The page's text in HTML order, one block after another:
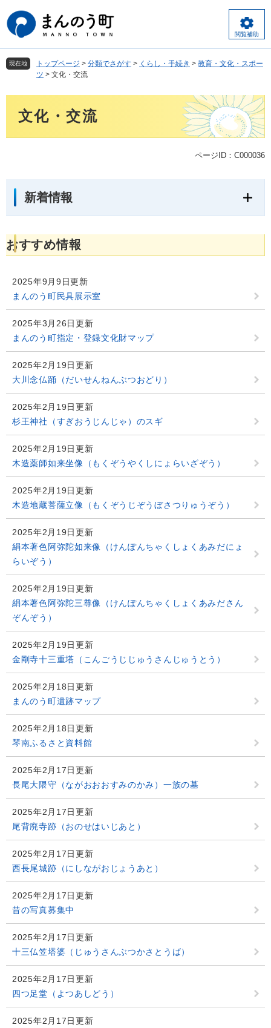
ー
ジ
先
頭
す
ニ
ュ
を
飛
し
閲覧補助
現在地 トップページ > 分類でさがす > くらし・手続き > 教育・文化・スポー
ツ > 文化・交流
文化・交流
ページID：C000036
新着情報
おすすめ情報
2025年9月9日更新
まんのう町民具展示室
2025年3月26日更新
まんのう町指定・登録文化財マップ
2025年2月19日更新
大川念仏踊（だいせんねんぶつおどり）
2025年2月19日更新
杉王神社（すぎおうじんじゃ）のスギ
2025年2月19日更新
木造薬師如来坐像（もくぞうやくしにょらいざぞう）
2025年2月19日更新
木造地蔵菩薩立像（もくぞうじぞうぼさつりゅうぞう）
2025年2月19日更新
絹本著色阿弥陀如来像（けんぽんちゃくしょくあみだにょ
らいぞう）
2025年2月19日更新
絹本著色阿弥陀三尊像（けんぽんちゃくしょくあみださん
ぞんぞう）
2025年2月19日更新
金剛寺十三重塔（こんごうじじゅうさんじゅうとう）
2025年2月18日更新
まんのう町遺跡マップ
2025年2月18日更新
琴南ふるさと資料館
2025年2月17日更新
長尾大隈守（ながおおおすみのかみ）一族の墓
2025年2月17日更新
尾背廃寺跡（おのせはいじあと）
2025年2月17日更新
西長尾城跡（にしながおじょうあと）
2025年2月17日更新
昔の写真募集中
2025年2月17日更新
十三仏笠塔婆（じゅうさんぶつかさとうば）
2025年2月17日更新
四つ足堂（よつあしどう）
2025年2月17日更新